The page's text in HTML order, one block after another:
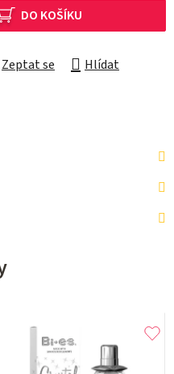
DO KOŠÍKU
Zeptat se Hlídat